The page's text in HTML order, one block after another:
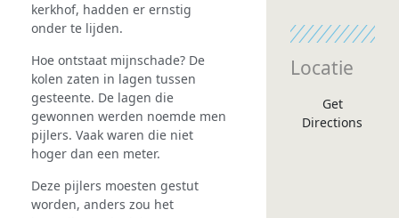
kerkhof, hadden er ernstig
onder te lijden.
Hoe ontstaat mijnschade? De
kolen zaten in lagen tussen
gesteente. De lagen die
gewonnen werden noemde men
pijlers. Vaak waren die niet
hoger dan een meter.
Deze pijlers moesten gestut
worden, anders zou het
Locatie
Get
Directions